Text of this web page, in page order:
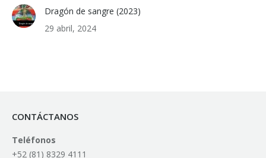
Dragón de sangre (2023)
29 abril, 2024
CONTÁCTANOS
Teléfonos
+52 (81) 8329 4111